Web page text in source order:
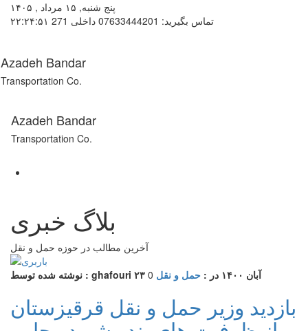
پنج شنبه, ۱۵ مرداد , ۱۴۰۵
۲۲:۲۴:۵۱
تماس بگیرید: 07633444201 داخلی 271
Azadeh Bandar
Transportation Co.
Azadeh Bandar
Transportation Co.
بلاگ خبری
آخرين مطالب در حوزه حمل و نقل
نوشته شده توسط : ghafouri
۲۳ آبان ۱۴۰۰ در : حمل و نقل 0
بازدید وزیر حمل و نقل قرقیزستان